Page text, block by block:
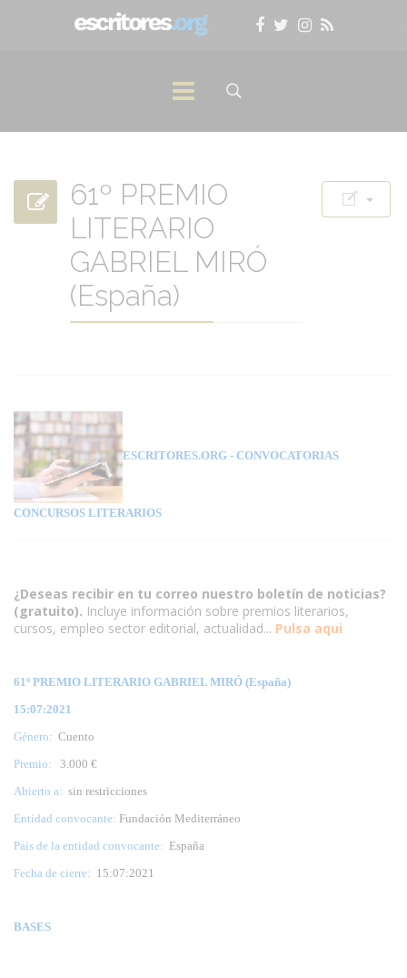
61º PREMIO
LITERARIO
GABRIEL MIRÓ
(España)
ESCRITORES.ORG - CONVOCATORIAS
CONCURSOS LITERARIOS
¿Deseas recibir en tu correo nuestro boletín de noticias?
(gratuito). Incluye información sobre premios literarios,
cursos, empleo sector editorial, actualidad... Pulsa aqui
61º PREMIO LITERARIO GABRIEL MIRÓ (España)
15:07:2021
Género: Cuento
Premio:
3.000 €
Abierto a: sin restricciones
Entidad convocante: Fundación Mediterráneo
País de la entidad convocante: España
Fecha de cierre: 15:07:2021
BASES